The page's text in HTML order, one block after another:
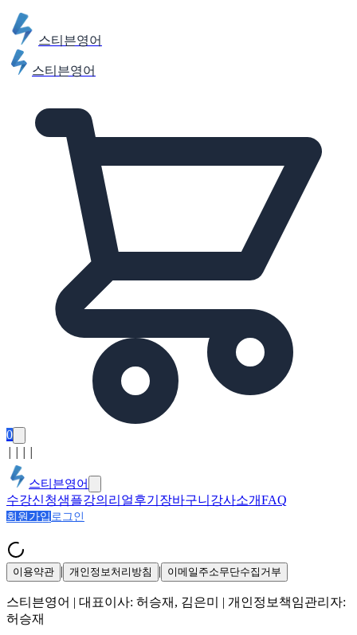
스티븐영어
스티븐영어
0
스티븐영어
수강신청샘플강의 리얼후기 장바구니 강사소개FAQ
회원가입 로그인
이용약관 | 개인정보처리방침 | 이메일주소무단수집거부
스티븐영어 | 대표이사: 허승재, 김은미
| 개인정보책임관리자:
허승재